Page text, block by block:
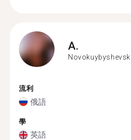
A.
Novokuybyshevsk
流利
俄語
學
英語